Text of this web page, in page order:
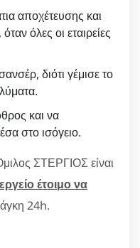
αποχέτευσης και
όλες οι εταιρείες
διότι γέμισε το
και να
στο ισόγειο.
ΣΤΕΡΓΙΟΣ είναι
έτοιμο να
24h.